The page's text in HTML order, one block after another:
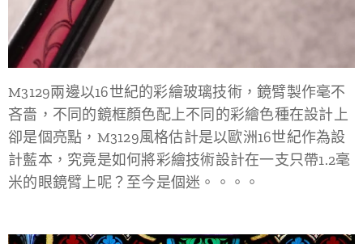
M3129兩邊以16世紀的彩繪玻璃技術，鏡臂製作毫不
吝嗇，不同的鏡框顏色配上不同的彩繪色種在設計上
卻是個亮點，M3129風格估計是以歐洲16世紀作為設
計藍本，究竟是如何將彩繪技術設計在一支只帶1.2毫
米的眼鏡臂上呢？至今是個迷。。。。